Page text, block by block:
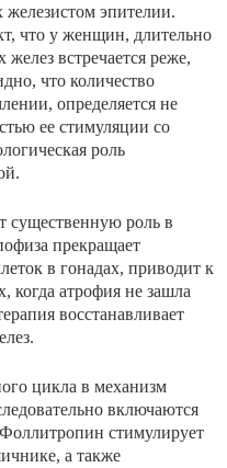
железистом эпителии.
что у женщин, длительно
встречается реже,
что количество
определяется не
ее стимуляции со
роль
роль в
прекращает
в гонадах, приводит к
когда атрофия не за­шла
восстанав­ливает
цикла в механизм
включают­ся
стимулирует
а также